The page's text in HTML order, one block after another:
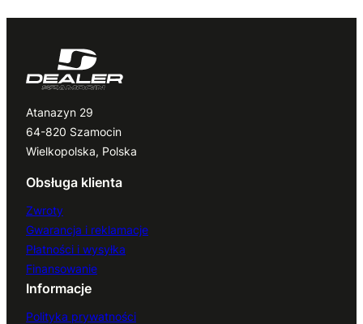
Atanazyn 29
64-820 Szamocin
Wielkopolska, Polska
Obsługa klienta
Zwroty
Gwarancja i reklamacje
Płatności i wysyłka
Finansowanie
Informacje
Polityka prywatności